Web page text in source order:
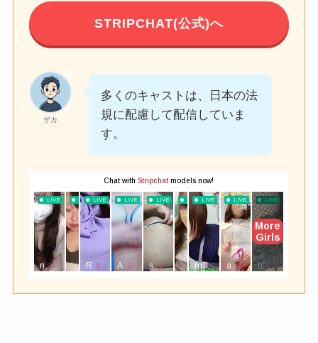
STRIPCHAT(公式)へ
ザカ
多くのキャストは、日本の法
規に配慮して配信していま
す。